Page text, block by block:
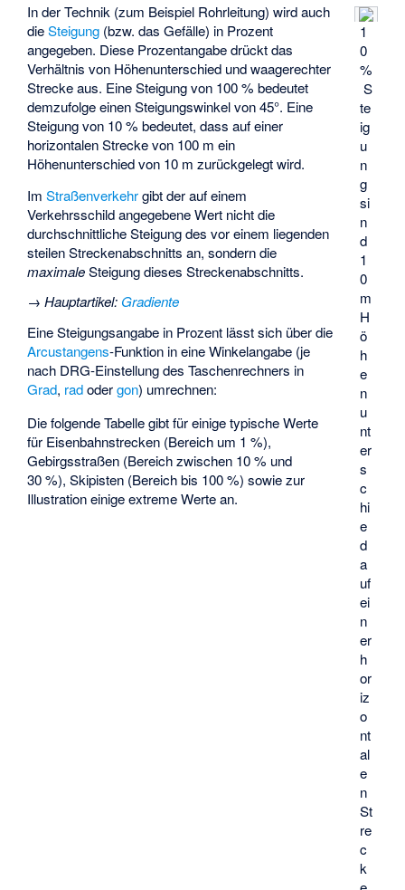
1
0
%
S
te
ig
u
n
g
si
n
d
1
0
m
H
ö
h
e
n
u
nt
er
s
c
hi
e
d
a
uf
ei
n
er
h
or
iz
o
nt
al
e
n
St
re
c
k
In der Technik (zum Beispiel Rohrleitung) wird auch
dieSteigung (bzw. das Gefälle) in Prozent
angegeben. Diese Prozentangabe drückt das
Verhältnis von Höhenunterschied und waagerechter
Strecke aus. Eine Steigung von 100 % bedeutet
demzufolge einen Steigungswinkel von 45°. Eine
Steigung von 10 % bedeutet, dass auf einer
horizontalen Strecke von 100 m ein
Höhenunterschied von 10 m zurückgelegt wird.
ImStraßenverkehrgibt der auf einem
Verkehrsschild angegebene Wert nicht die
durchschnittliche Steigung des vor einem liegenden
steilen Streckenabschnitts an, sondern die
maximaleSteigung dieses Streckenabschnitts.
→Hauptartikel: Gradiente
Eine Steigungsangabe in Prozent lässt sich über die
Arcustangens-Funktion in eine Winkelangabe (je
nach DRG-Einstellung des Taschenrechners in
Grad, radodergon) umrechnen:
Die folgende Tabelle gibt für einige typische Werte
für Eisenbahnstrecken (Bereich um 1 %),
Gebirgsstraßen (Bereich zwischen 10 % und
30 %), Skipisten (Bereich bis 100 %) sowie zur
Illustration einige extreme Werte an.